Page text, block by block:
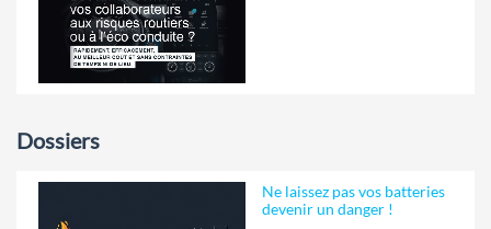
Dossiers
Ne laissez pas vos batteries
devenir un danger !